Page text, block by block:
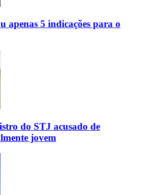
apenas 5 indicações para o
do STJ acusado de
jovem